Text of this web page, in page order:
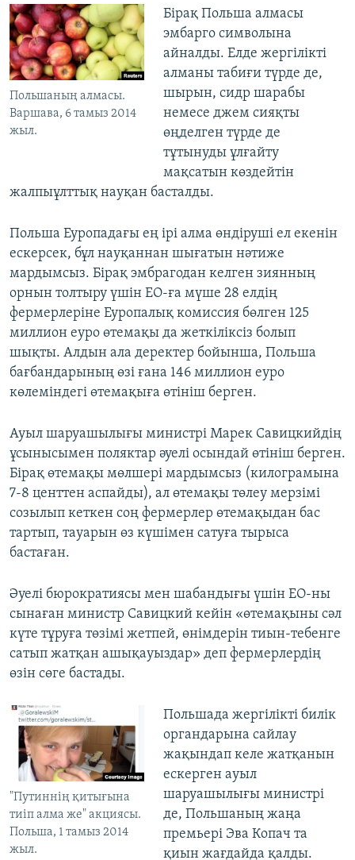
Польшаның алмасы.
Варшава, 6 тамыз 2014
жыл.
Бірақ Польша алмасы
эмбарго символына
айналды. Елде жергілікті
алманы табиғи түрде де,
шырын, сидр шарабы
немесе джем сияқты
өңделген түрде де
тұтынуды ұлғайту
мақсатын көздейтін
жалпыұлттық науқан басталды.
Польша Еуропадағы ең ірі алма өндіруші ел екенін
ескерсек, бұл науқаннан шығатын нәтиже
мардымсыз. Бірақ эмбрагодан келген зиянның
орнын толтыру үшін ЕО-ға мүше 28 елдің
фермерлеріне Еуропалық комиссия бөлген 125
миллион еуро өтемақы да жеткіліксіз болып
шықты. Алдын ала деректер бойынша, Польша
бағбандарының өзі ғана 146 миллион еуро
көлеміндегі өтемақыға өтініш берген.
Ауыл шаруашылығы министрі Марек Савицкийдің
ұсынысымен поляктар әуелі осындай өтініш берген.
Бірақ өтемақы мөлшері мардымсыз (килограмына
7-8 центтен аспайды), ал өтемақы төлеу мерзімі
созылып кеткен соң фермерлер өтемақыдан бас
тартып, тауарын өз күшімен сатуға тырыса
бастаған.
Әуелі бюрократиясы мен шабандығы үшін ЕО-ны
сынаған министр Савицкий кейін «өтемақыны сәл
күте тұруға төзімі жетпей, өнімдерін тиын-тебенге
сатып жатқан ашықауыздар» деп фермерлердің
өзін сөге бастады.
"Путиннің қитығына
тиіп алма же" акциясы.
Польша, 1 тамыз 2014
жыл.
Польшада жергілікті билік
органдарына сайлау
жақындап келе жатқанын
ескерген ауыл
шаруашылығы министрі
де, Польшаның жаңа
премьері Эва Копач та
қиын жағдайда қалды.